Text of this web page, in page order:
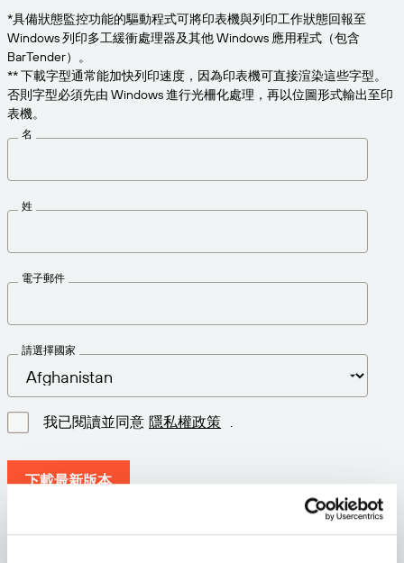
產品
定價
歡迎免費試用
解決方案概觀
關於我們
職涯
新聞中心
*具備狀態監控功能的驅動程式可將印表機與列印工作狀態回報至
Windows 列印多工緩衝處理器及其他 Windows 應用程式（包含
BarTender）。
** 下載字型通常能加快列印速度，因為印表機可直接渲染這些字型。
否則字型必須先由 Windows 進行光柵化處理，再以位圖形式輸出至印
表機。
名
姓
電子郵件
請選擇國家
我已閱讀並同意 隱私權政策
下載最新版本
版本: 12.3